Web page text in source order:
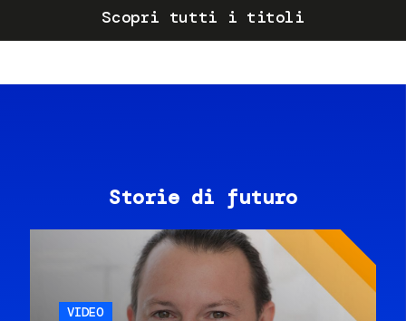
Scopri tutti i titoli
Storie di futuro
VIDEO